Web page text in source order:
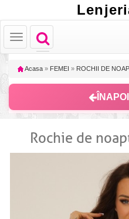
Toggle
navigation
Toggle
navigation
Acasa » FEMEI » ROCHII DE
Rochie de